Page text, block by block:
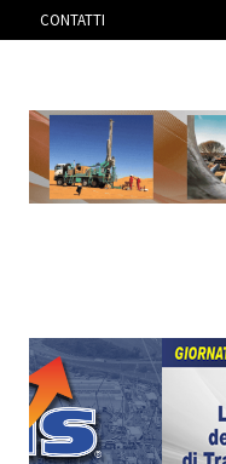
CONTATTI